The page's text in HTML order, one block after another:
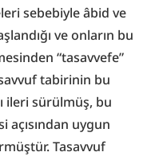
sebebiyle âbid ve
ve onların bu
“tasavvefe”
tabirinin bu
ileri sürülmüş, bu
uygun
Tasavvuf